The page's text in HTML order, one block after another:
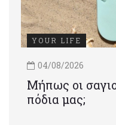
YOUR LIFE
04/08/2026
Μήπως οι
πόδια μας;